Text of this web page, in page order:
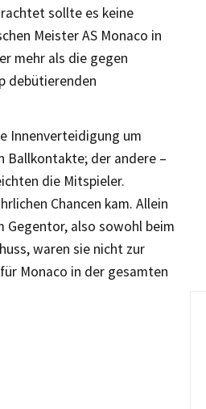
sollte es keine
Meister AS Monaco in
mehr als die gegen
debütierenden
Innenverteidigung um
Ballkontakte; der andere –
die Mitspieler.
Chancen kam. Allein
Gegentor, also sowohl beim
waren sie nicht zur
Monaco in der gesamten